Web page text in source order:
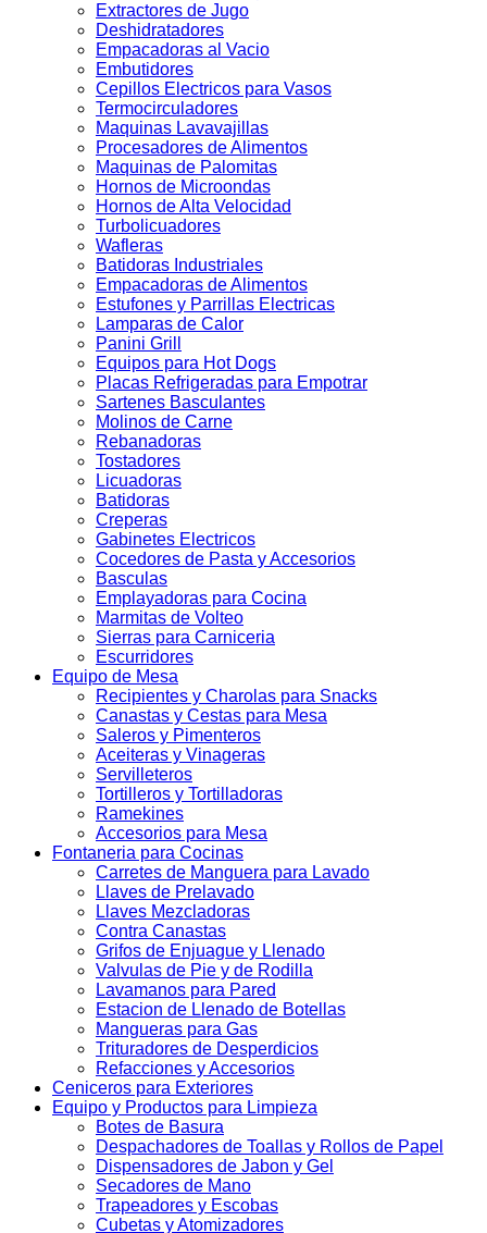
Extractores de Jugo
Deshidratadores
Empacadoras al Vacio
Embutidores
Cepillos Electricos para Vasos
Termocirculadores
Maquinas Lavavajillas
Procesadores de Alimentos
Maquinas de Palomitas
Hornos de Microondas
Hornos de Alta Velocidad
Turbolicuadores
Wafleras
Batidoras Industriales
Empacadoras de Alimentos
Estufones y Parrillas Electricas
Lamparas de Calor
Panini Grill
Equipos para Hot Dogs
Placas Refrigeradas para Empotrar
Sartenes Basculantes
Molinos de Carne
Rebanadoras
Tostadores
Licuadoras
Batidoras
Creperas
Gabinetes Electricos
Cocedores de Pasta y Accesorios
Basculas
Emplayadoras para Cocina
Marmitas de Volteo
Sierras para Carniceria
Escurridores
Equipo de Mesa
Recipientes y Charolas para Snacks
Canastas y Cestas para Mesa
Saleros y Pimenteros
Aceiteras y Vinageras
Servilleteros
Tortilleros y Tortilladoras
Ramekines
Accesorios para Mesa
Fontaneria para Cocinas
Carretes de Manguera para Lavado
Llaves de Prelavado
Llaves Mezcladoras
Contra Canastas
Grifos de Enjuague y Llenado
Valvulas de Pie y de Rodilla
Lavamanos para Pared
Estacion de Llenado de Botellas
Mangueras para Gas
Trituradores de Desperdicios
Refacciones y Accesorios
Ceniceros para Exteriores
Equipo y Productos para Limpieza
Botes de Basura
Despachadores de Toallas y Rollos de Papel
Dispensadores de Jabon y Gel
Secadores de Mano
Trapeadores y Escobas
Cubetas y Atomizadores